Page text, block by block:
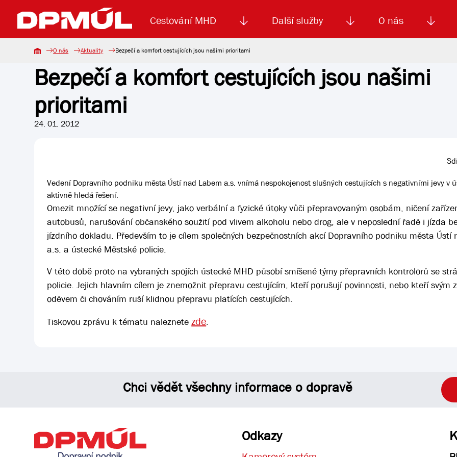
Cestování MHD
Uzavření mostu Dr. E. Beneše Koupit jízdenku Jízdné MHD El. jízdenka (EOS)
Další služby
Lanová dráha Reklama Smluvní doprava Autoškola
O nás
Základní údaje Aktuality Výběrová řízení Kariéra
O nás Aktuality Bezpečí a komfort cestujících jsou našimi prioritami
Bezpečí a komfort cestujících jsou našimi
prioritami
24. 01. 2012
Vedení Dopravního podniku města Ústí nad Labem a.s. vnímá nespokojenost slušných cestujících s negativními jevy v
aktivně hledá řešení.
Omezit množící se negativní jevy, jako verbální a fyzické útoky vůči přepravovaným osobám, ničení
autobusů, narušování občanského soužití pod vlivem alkoholu nebo drog, ale v neposlední řadě i jízda
jízdního dokladu. Především to je cílem společných bezpečnostních akcí Dopravního podniku města Ústí
a.s. a ústecké Městské policie.
V této době proto na vybraných spojích ústecké MHD působí smíšené týmy přepravních kontrolorů se
policie. Jejich hlavním cílem je znemožnit přepravu cestujícím, kteří porušují povinnosti, nebo kteří svým
oděvem či chováním ruší klidnou přepravu platících cestujících.
Tiskovou zprávu k tématu naleznetezde.
Chci vědět všechny informace o dopravě
Odkazy